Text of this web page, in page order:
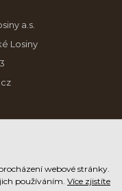
a.s.
Losiny
webové stránky.
používáním. Více zjistíte